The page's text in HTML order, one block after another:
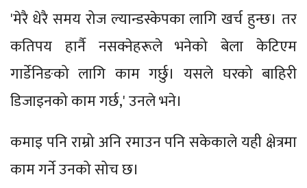
'मेरै धेरै समय रोज ल्यान्डस्केपका लागि खर्च हुन्छ। तर
कतिपय हार्नै नसक्नेहरूले भनेको बेला केटिएम
गार्डेनिङको लागि काम गर्छु। यसले घरको बाहिरी
डिजाइनको काम गर्छ,' उनले भने।
कमाइ पनि राम्रो अनि रमाउन पनि सकेकाले यही क्षेत्रमा
काम गर्ने उनको सोच छ।